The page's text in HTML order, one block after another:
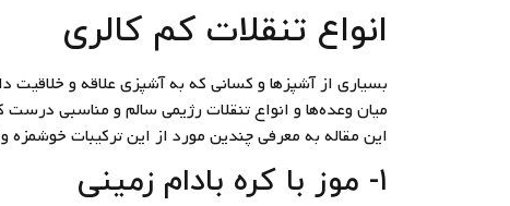
انواع تنقلات کم کالری
بسیاری از آشپزها و کسانی که به آشپزی علاقه و خلاقیت
میان وعده‌ها و انواع تنقلات رژیمی سالم و مناسبی درست
این مقاله به معرفی چندین مورد از این ترکیبات خوشمزه
۱- موز با کره بادام زمینی